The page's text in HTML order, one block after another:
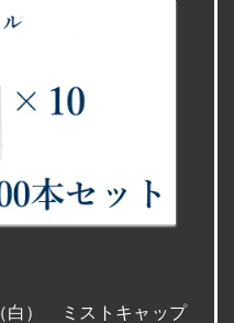
白） ミストキャップ